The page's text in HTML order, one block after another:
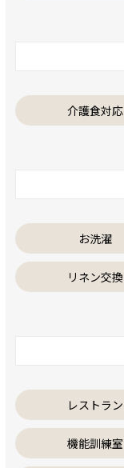
介護食対応
お洗濯
リネン交換
レストラン
機能訓練室